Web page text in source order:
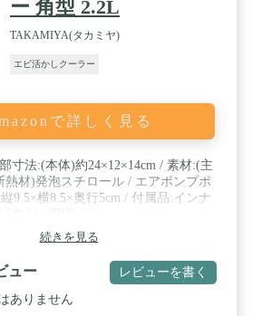
ー 角型 2.2L
TAKAMIYA(タカミヤ)
エビ活かしクーラー
で詳しく見る
寸法:(本体)約24×12×14cm / 素材:(主
熱材)発泡スチロール / エアポンプポ
9.5×横8.5×奥行5cm / 付属品:インナ
続きを見る
ュー レビューを書く
ありません